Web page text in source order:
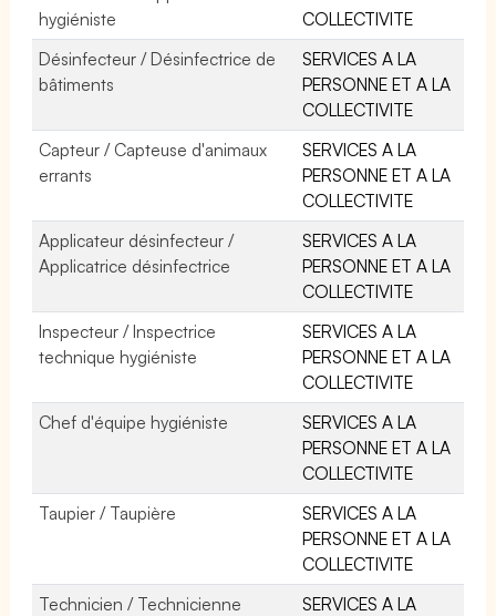
hygiéniste
COLLECTIVITE
Désinfecteur / Désinfectrice de
bâtiments
SERVICES A LA
PERSONNE ET A LA
COLLECTIVITE
Capteur / Capteuse d'animaux
errants
SERVICES A LA
PERSONNE ET A LA
COLLECTIVITE
Applicateur désinfecteur /
Applicatrice désinfectrice
SERVICES A LA
PERSONNE ET A LA
COLLECTIVITE
Inspecteur / Inspectrice
technique hygiéniste
SERVICES A LA
PERSONNE ET A LA
COLLECTIVITE
Chef d'équipe hygiéniste
SERVICES A LA
PERSONNE ET A LA
COLLECTIVITE
Taupier / Taupière
SERVICES A LA
PERSONNE ET A LA
COLLECTIVITE
Technicien / Technicienne
SERVICES A LA